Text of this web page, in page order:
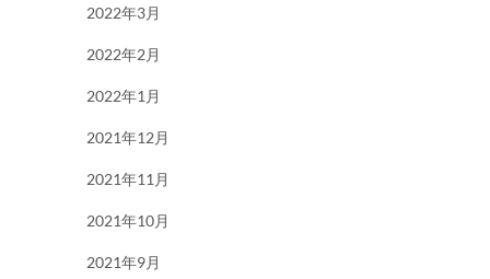
2022年3月
2022年2月
2022年1月
2021年12月
2021年11月
2021年10月
2021年9月